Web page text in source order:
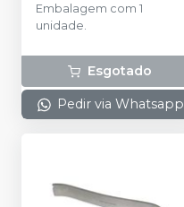
Embalagem com 1
unidade.
Esgotado
Pedir via Whatsapp